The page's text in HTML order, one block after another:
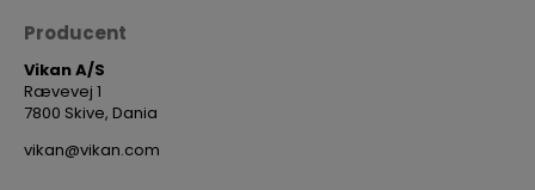
Producent
Vikan A/S
Rævevej 1
7800 Skive, Dania
vikan@vikan.com